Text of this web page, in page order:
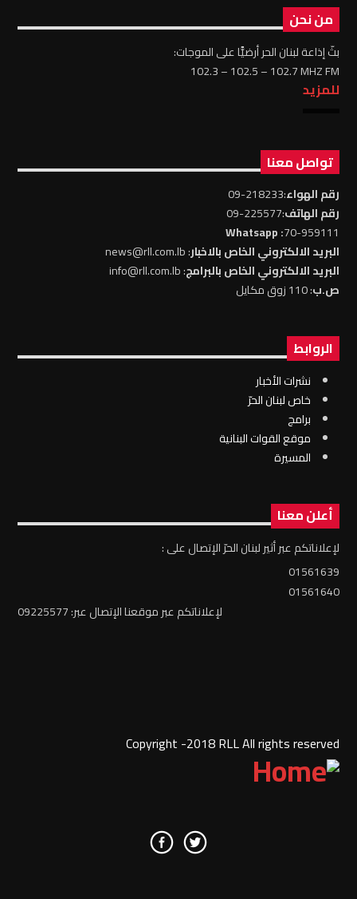
من نحن
بثّ إذاعة لبنان الحر أرضيًّا على الموجات:
102.3 – 102.5 – 102.7 MHZ FM
للمزيد
تواصل معنا
رقم الهواء:218233-09
رقم الهاتف:225577-09
70-959111
: Whatsapp
البريد الالكتروني الخاص بالاخبار: news@rll.com.lb
البريد الالكتروني الخاص بالبرامج: info@rll.com.lb
ص.ب: 110 زوق مكايل
الروابط
نشرات الأخبار
خاص لبنان الحرّ
برامج
موقع القوات البنانية
المسيرة
أعلن معنا
لإعلاناتكم عبر أثير لبنان الحرّ الإتصال على :
01561639
01561640
لإعلاناتكم عبر موقعنا الإتصال عبر: 09225577
Copyright -2018 RLL All rights reserved